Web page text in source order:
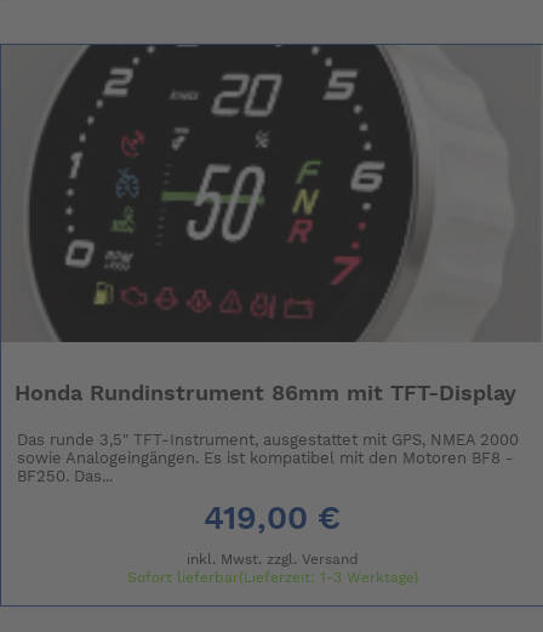
Honda Rundinstrument 86mm mit TFT-Display
Das runde 3,5" TFT-Instrument, ausgestattet mit GPS, NMEA 2000
sowie Analogeingängen. Es ist kompatibel mit den Motoren BF8 -
BF250. Das...
419,00 €
inkl. Mwst. zzgl. Versand
Sofort lieferbar(Lieferzeit: 1-3 Werktage)